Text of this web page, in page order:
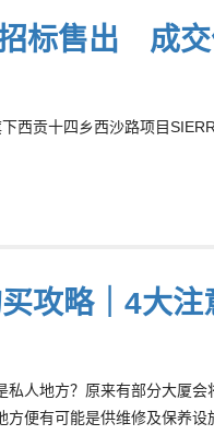
标售出 成
西贡十四乡西沙路项目
攻略｜4大
人地方？原来有部分大厦
便有可能是供维修及保养